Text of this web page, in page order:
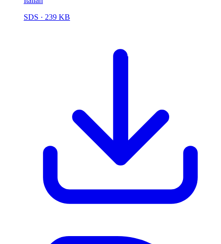
SDS · 239 KB